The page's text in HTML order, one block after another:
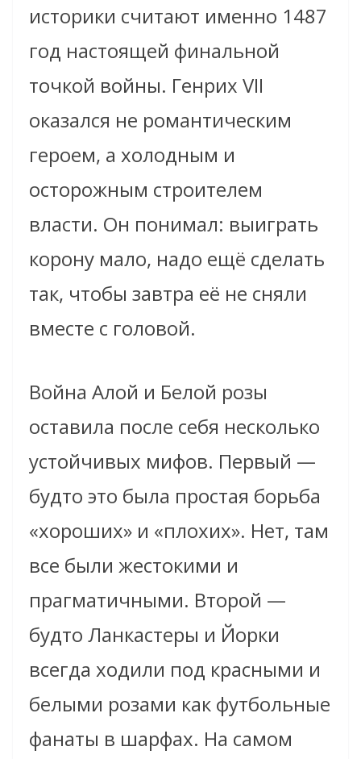
историки считают именно 1487
год настоящей финальной
точкой войны. Генрих VII
оказался не романтическим
героем, а холодным и
осторожным строителем
власти. Он понимал: выиграть
корону мало, надо ещё сделать
так, чтобы завтра её не сняли
вместе с головой.
Война Алой и Белой розы
оставила после себя несколько
устойчивых мифов. Первый —
будто это была простая борьба
«хороших» и «плохих». Нет, там
все были жестокими и
прагматичными. Второй —
будто Ланкастеры и Йорки
всегда ходили под красными и
белыми розами как футбольные
фанаты в шарфах. На самом